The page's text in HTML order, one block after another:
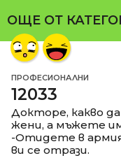
ОЩЕ ОТ
ПРОФЕСИОНАЛНИ
12033
Докторе, какво
жени, а мъжете
-Отидете в
ви се отрази.